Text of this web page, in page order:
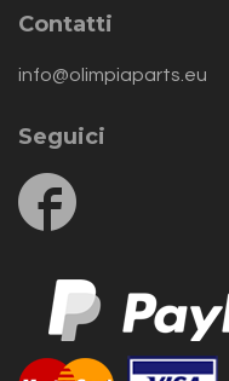
Contatti
info@olimpiaparts.eu
Seguici
us